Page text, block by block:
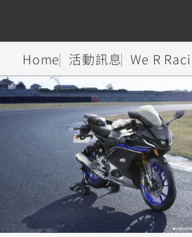
依風格
Super
Sport
Hyper
Naked
YZF-R9
550+
MT-
09
Y-
AMT
依風格
Premium Sport Fashion
TMAX
550+
CYGNUS
XR
150
Limi
125
CUXiE
2.5 kw
追蹤愛車
我的愛車
Home 活動訊息 We R